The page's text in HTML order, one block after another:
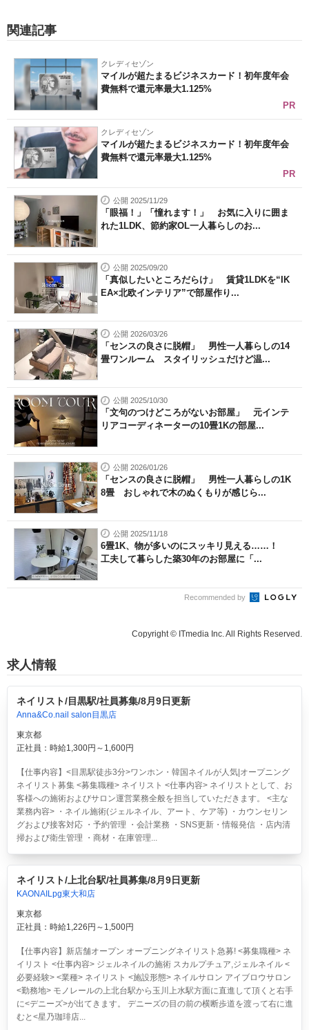
関連記事
クレディセゾン
マイルが超たまるビジネスカード！初年度年会
費無料で還元率最大1.125%
PR
クレディセゾン
マイルが超たまるビジネスカード！初年度年会
費無料で還元率最大1.125%
PR
公開 2025/11/29
「眼福！」「憧れます！」 お気に入りに囲ま
れた1LDK、節約家OL一人暮らしのお...
公開 2025/09/20
「真似したいところだらけ」 賃貸1LDKを“IK
EA×北欧インテリア”で部屋作り...
公開 2026/03/26
「センスの良さに脱帽」 男性一人暮らしの14
畳ワンルーム スタイリッシュだけど温...
公開 2025/10/30
「文句のつけどころがないお部屋」 元インテ
リアコーディネーターの10畳1Kの部屋...
公開 2026/01/26
「センスの良さに脱帽」 男性一人暮らしの1K
8畳 おしゃれで木のぬくもりが感じら...
公開 2025/11/18
6畳1K、物が多いのにスッキリ見える……！
工夫して暮らした築30年のお部屋に「...
Recommended by
Copyright © ITmedia Inc. All Rights Reserved.
求人情報
ネイリスト/目黒駅/社員募集/8月9日更新
Anna&Co.nail salon目黒店
東京都
正社員：時給1,300円～1,600円
【仕事内容】<目黒駅徒歩3分>ワンホン・韓国ネイルが人気|オープニング
ネイリスト募集 <募集職種> ネイリスト <仕事内容> ネイリストとして、お
客様への施術およびサロン運営業務全般を担当していただきます。 <主な
業務内容> ・ネイル施術(ジェルネイル、アート、ケア等) ・カウンセリン
グおよび接客対応 ・予約管理 ・会計業務 ・SNS更新・情報発信 ・店内清
掃および衛生管理 ・商材・在庫管理...
ネイリスト/上北台駅/社員募集/8月9日更新
KAONAILpg東大和店
東京都
正社員：時給1,226円～1,500円
【仕事内容】新店舗オープン オープニングネイリスト急募! <募集職種> ネ
イリスト <仕事内容> ジェルネイルの施術 スカルプチュア,ジェルネイル <
必要経験> <業種> ネイリスト <施設形態> ネイルサロン アイブロウサロン
<勤務地> モノレールの上北台駅から玉川上水駅方面に直進して頂くと右手
に<デニーズ>が出てきます。 デニーズの目の前の横断歩道を渡って右に進
むと<星乃珈琲店...